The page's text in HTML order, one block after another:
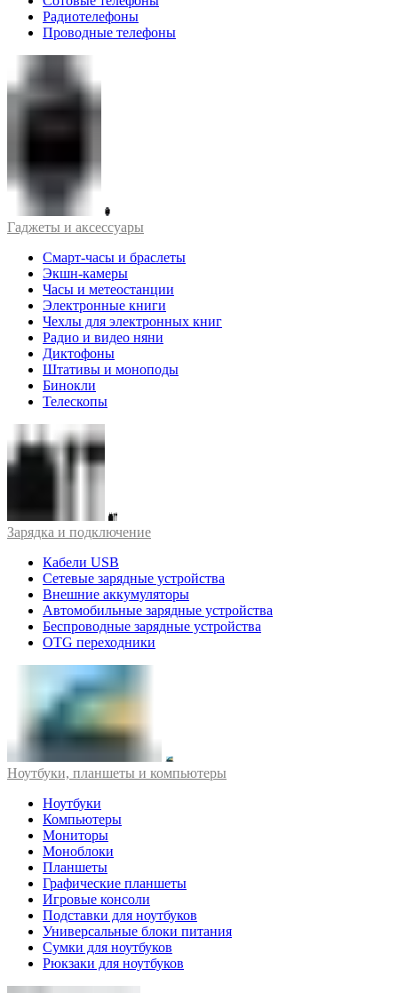
Радиотелефоны
Проводные телефоны
Гаджеты и аксессуары
Смарт-часы и браслеты
Экшн-камеры
Часы и метеостанции
Электронные книги
Чехлы для электронных книг
Радио и видео няни
Диктофоны
Штативы и моноподы
Бинокли
Телескопы
Зарядка и подключение
Кабели USB
Сетевые зарядные устройства
Внешние аккумуляторы
Автомобильные зарядные устройства
Беспроводные зарядные устройства
OTG переходники
Ноутбуки, планшеты и компьютеры
Ноутбуки
Компьютеры
Мониторы
Моноблоки
Планшеты
Графические планшеты
Игровые консоли
Подставки для ноутбуков
Универсальные блоки питания
Сумки для ноутбуков
Рюкзаки для ноутбуков